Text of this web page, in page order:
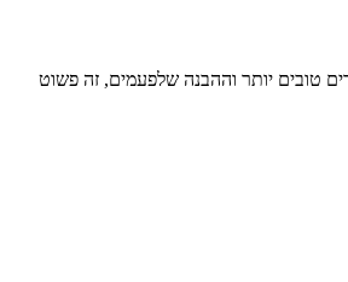
טובים יותר וההבנה שלפעמים, זה פשוט